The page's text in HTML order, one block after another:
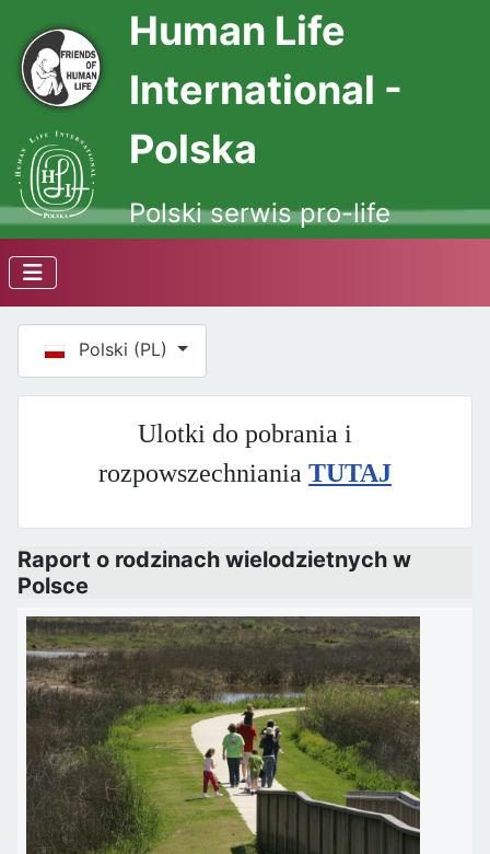
Human Life
International -
Polska
Polski serwis pro-life
Wybierz swój język
Polski (PL)
Ulotki do pobrania i
rozpowszechniania TUTAJ
Raport o rodzinach wielodzietnych w
Polsce